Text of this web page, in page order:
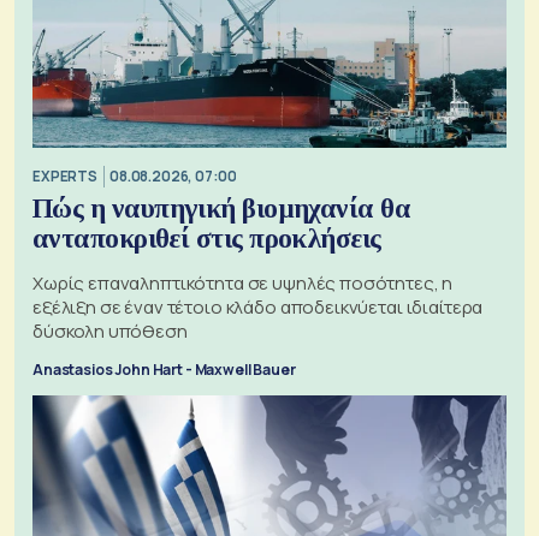
EXPERTS 08.08.2026, 07:00
Πώς η ναυπηγική βιομηχανία θα
ανταποκριθεί στις προκλήσεις
Χωρίς επαναληπτικότητα σε υψηλές ποσότητες, η
εξέλιξη σε έναν τέτοιο κλάδο αποδεικνύεται ιδιαίτερα
δύσκολη υπόθεση
Anastasios John Hart - Maxwell Bauer